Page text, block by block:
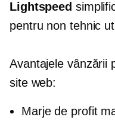
Lightspeed
pentru non tehnic
Avantajele vânzării
site web:
Marje de profit